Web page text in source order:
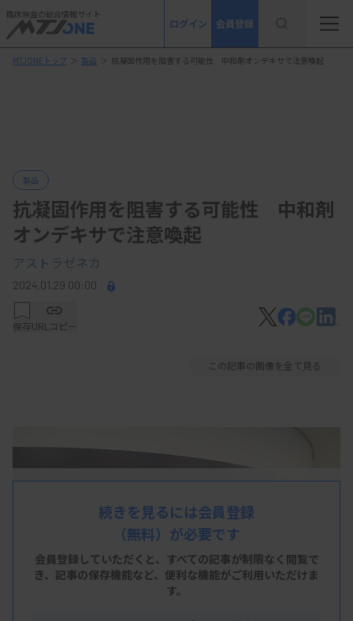
臨床検査の総合情報サイト
ログイン 会員登録
MTJONEトップ ＞ 製品 ＞ 抗凝固作用を阻害する可能性 中和剤オンデキサで注意喚起
製品
抗凝固作用を阻害する可能性 中和剤
オンデキサで注意喚起
アストラゼネカ
2024.01.29 00:00
保存URLコピー
この記事の画像を全て見る
続きを見るには会員登録
（無料）が必要です
会員登録していただくと、すべての記事が制限なく閲覧で
き、 記事の保存機能など、便利な機能がご利用いただけま
す。